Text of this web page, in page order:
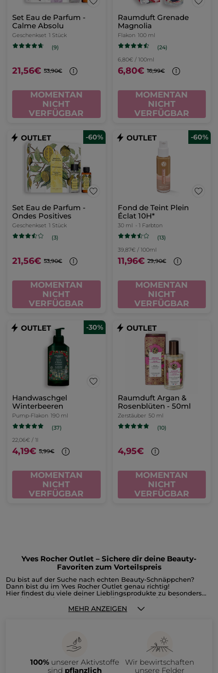
Set Eau de Parfum -
Calme Absolu
Geschenkset 1 Stück
(9)
21,56€ 53,90€
MOMENTAN
NICHT
VERFÜGBAR
Raumduft Grenade
Magnolia
Flakon 100 ml
(24)
6,80€ / 100ml
6,80€ 16,99€
MOMENTAN
NICHT
VERFÜGBAR
-60%
Set Eau de Parfum -
Ondes Positives
Geschenkset 1 Stück
(3)
21,56€ 53,90€
MOMENTAN
NICHT
VERFÜGBAR
-60%
Fond de Teint Plein
Éclat 10H*
30 ml - 1 Farbton
(13)
39,87€ / 100ml
11,96€ 29,90€
MOMENTAN
NICHT
VERFÜGBAR
-30%
Handwaschgel
Winterbeeren
Pump-Flakon 190 ml
(37)
22,06€ / 1l
4,19€ 5,99€
MOMENTAN
NICHT
VERFÜGBAR
Raumduft Argan &
Rosenblüten - 50ml
Zerstäuber 50 ml
(10)
4,95€
MOMENTAN
NICHT
VERFÜGBAR
Yves Rocher Outlet – Sichere dir deine Beauty-
Favoriten zum Vorteilspreis
Du bist auf der Suche nach echten Beauty-Schnäppchen?
Dann bist du im Yves Rocher Outlet genau richtig!
Hier findest du viele deiner Lieblingsprodukte zu besonders
attraktiven Preisen. Du hast du die Gelegenheit, Parfums,
Gesichts- und Körperpflege, Make-up, Reste der
Weihnachtskollektion oder Accessoires reduziert zu shoppen,
Im Yves Rocher Outlet erwarten dich zahlreiche Beauty-
Produkte zu attraktiven Preisen, darunter:
• Gesichtspflege wie Tages- und Nachtcremes, Seren oder
Make-up-Entferner
• Haarpflege wie Shampoos, Spülungen und Haarmasken
MEHR ANZEIGEN
100%unserer Aktivstoffe
sind pflanzlich
Wir bewirtschaften
unsere Felder